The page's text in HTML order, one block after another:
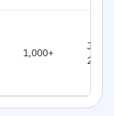
1,000+
Jan,
2026